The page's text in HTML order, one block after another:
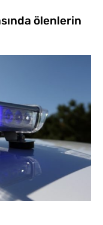
ölenlerin